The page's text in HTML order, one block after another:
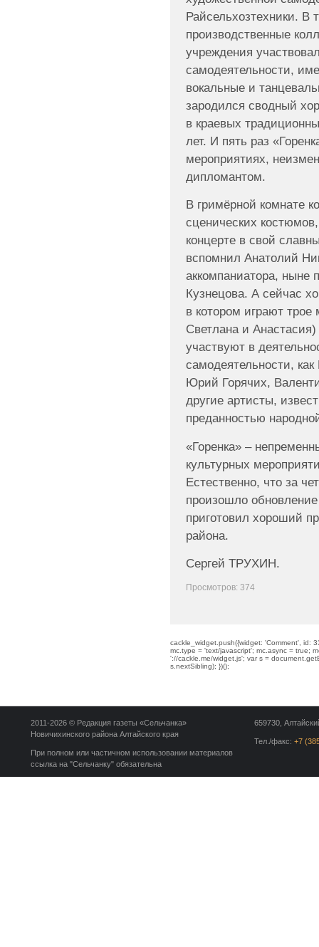
Райсельхозтехники. В
производственные
учреждения
самодеятельности,
вокальные и
зародился сводный
в краевых
лет. И пять раз
мероприятиях,
дипломантом.
В гримёрной комнате
сценических
концерте в свой
вспомнил Анатолий
аккомпаниатора, ныне
Кузнецова. А сейчас
в котором играют
Светлана и
участвуют в
самодеятельности,
Юрий Горячих,
другие артисты,
преданностью
«Горенка» –
культурных
Естественно, что за
произошло
приготовил хороший
района.
Сергей ТРУХИН.
Просмотров: 374
cackle_widget.push({widget: 'Comment', id:
mc.type = 'text/javascript'; mc.async = true;
'://cackle.me/widget.js'; var s =
s.nextSibling); })();
659730,
Тел./факс: +7
2011-2026 © Редакция газеты «Сельчанка»
Новичихинского района Алтайского края
При полном или частичном использовании материалов
ссылка на "Сельчанку" обязательна